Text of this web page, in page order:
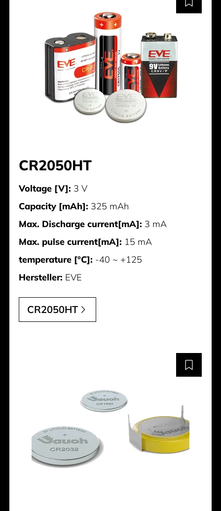
CR2050HT
Voltage [V]: 3 V
Capacity [mAh]: 325 mAh
Max. Discharge current[mA]: 3 mA
Max. pulse current[mA]: 15 mA
temperature [°C]: -40 ~ +125
Hersteller: EVE
CR2050HT